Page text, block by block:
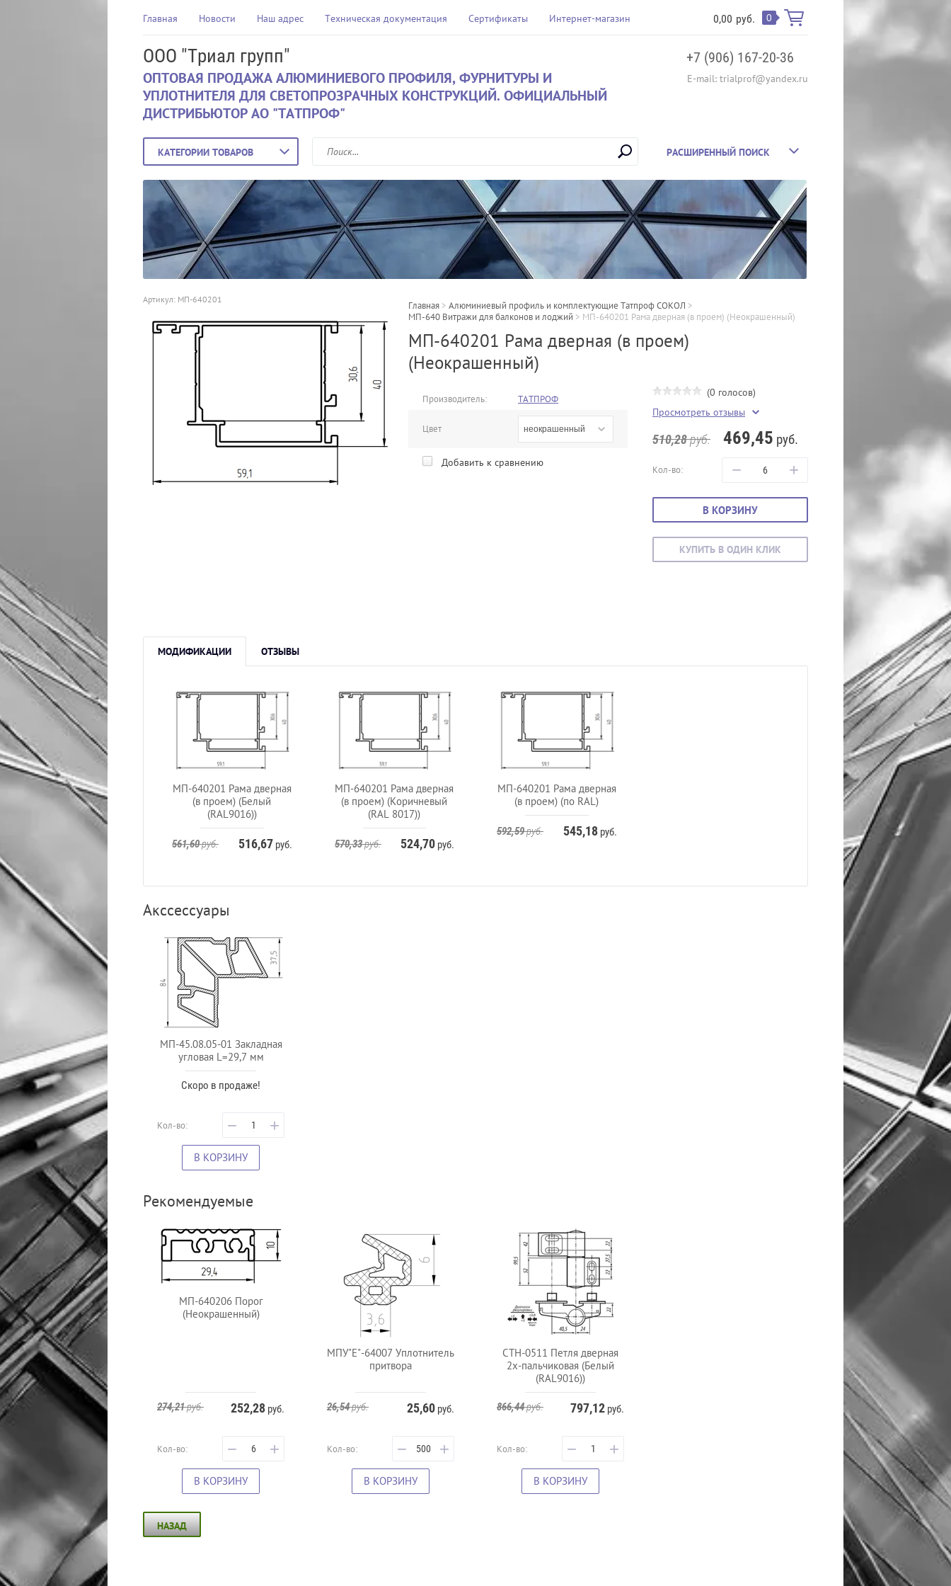
Главная Новости Наш адрес Техническая документация Сертификаты Интернет-магазин 0,00 руб. 0
ООО "Триал групп"
ОПТОВАЯ ПРОДАЖА АЛЮМИНИЕВОГО ПРОФИЛЯ, ФУРНИТУРЫ И
УПЛОТНИТЕЛЯ ДЛЯ СВЕТОПРОЗРАЧНЫХ КОНСТРУКЦИЙ. ОФИЦИАЛЬНЫЙ
ДИСТРИБЬЮТОР АО "ТАТПРОФ"
+7 (906) 167-20-36
E-mail: trialprof@yandex.ru
КАТЕГОРИИ ТОВАРОВ РАСШИРЕННЫЙ ПОИСК
Главная > Алюминиевый профиль и комплектующие Татпроф СОКОЛ >
МП-640 Витражи для балконов и лоджий > МП-640201 Рама дверная (в проем) (Неокрашенный)
МП-640201 Рама дверная (в проем)
(Неокрашенный)
Артикул: МП-640201
Производитель: ТАТПРОФ
Цвет неокрашенный
Добавить к сравнению
(0 голосов)
Просмотреть отзывы
510,28руб. 469,45 руб.
Кол-во: − +
В КОРЗИНУ
КУПИТЬ В ОДИН КЛИК
МОДИФИКАЦИИ ОТЗЫВЫ
МП-640201 Рама дверная
(в проем) (Белый
(RAL9016))
561,60руб. 516,67руб.
МП-640201 Рама дверная
(в проем) (Коричневый
(RAL 8017))
570,33руб. 524,70 руб.
МП-640201 Рама дверная
(в проем) (по RAL)
592,59руб. 545,18руб.
Акссессуары
МП-45.08.05-01 Закладная
угловая L=29,7 мм
Скоро в продаже!
Кол-во: − +
В КОРЗИНУ
Рекомендуемые
МП-640206 Порог
(Неокрашенный)
274,21руб. 252,28 руб.
Кол-во: − +
В КОРЗИНУ
МПУ"Е"-64007 Уплотнитель
притвора
26,54руб. 25,60 руб.
Кол-во: − +
В КОРЗИНУ
СТН-0511 Петля дверная
2х-пальчиковая (Белый
(RAL9016))
866,44руб. 797,12 руб.
Кол-во: − +
В КОРЗИНУ
НАЗАД